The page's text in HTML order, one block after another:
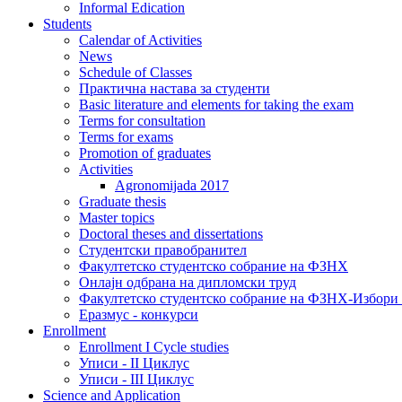
Informal Edication
Students
Calendar of Activities
News
Schedule of Classes
Практична настава за студенти
Basic literature and elements for taking the exam
Terms for consultation
Terms for exams
Promotion of graduates
Activities
Agronomijada 2017
Graduate thesis
Master topics
Doctoral theses and dissertations
Студентски правобранител
Факултетско студентско собрание на ФЗНХ
Онлајн одбрана на дипломски труд
Факултетско студентско собрание на ФЗНХ-
Еразмус - конкурси
Enrollment
Enrollment I Cycle studies
Уписи - II Циклус
Уписи - III Циклус
Science and Application